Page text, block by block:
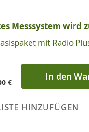
Messsystem wird
mit Radio
€ In den
HINZUFÜGEN